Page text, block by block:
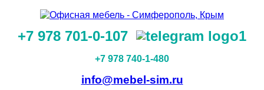
+7 978 701-0-107
+7 978 740-1-480
info@mebel-sim.ru